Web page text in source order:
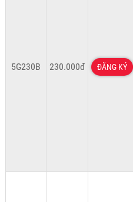
5G230B 230.000đ ĐĂNG KÝ